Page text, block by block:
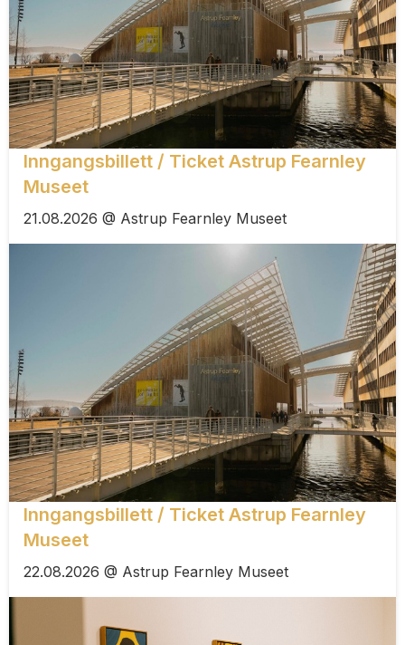
Inngangsbillett / Ticket Astrup Fearnley
Museet
21.08.2026 @ Astrup Fearnley Museet
Inngangsbillett / Ticket Astrup Fearnley
Museet
22.08.2026 @ Astrup Fearnley Museet